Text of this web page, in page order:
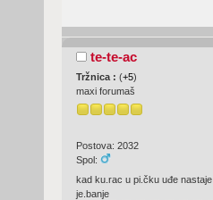
te-te-ac
Tržnica : (+5)
maxi forumaš
Postova: 2032
Spol:
kad ku.rac u pi.čku uđe nastaje
je.banje